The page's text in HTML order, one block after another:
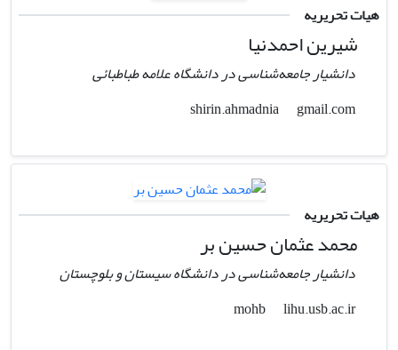
هیات تحریریه
شیرین احمدنیا
دانشیار جامعه‌شناسی در دانشگاه علامه طباطبائی
gmail.com
هیات تحریریه
محمد عثمان حسین بر
دانشیار جامعه‌شناسی در دانشگاه سیستان و بلوچستان
mohb
lihu.usb.ac.ir